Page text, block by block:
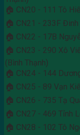
🏠 CN20 - 111 Tô
🏠 CN21 - 233F
🏠 CN22 - 17B
🏠 CN23 - 290 Xô
(Bình Thạnh)
🏠 CN24 - 144
🏠 CN25 - 89 Vạn
🏠 CN26 - 735 Tạ
🏠 CN27 - 469 Tỉnh
🏠 CN28 - 102 Tô